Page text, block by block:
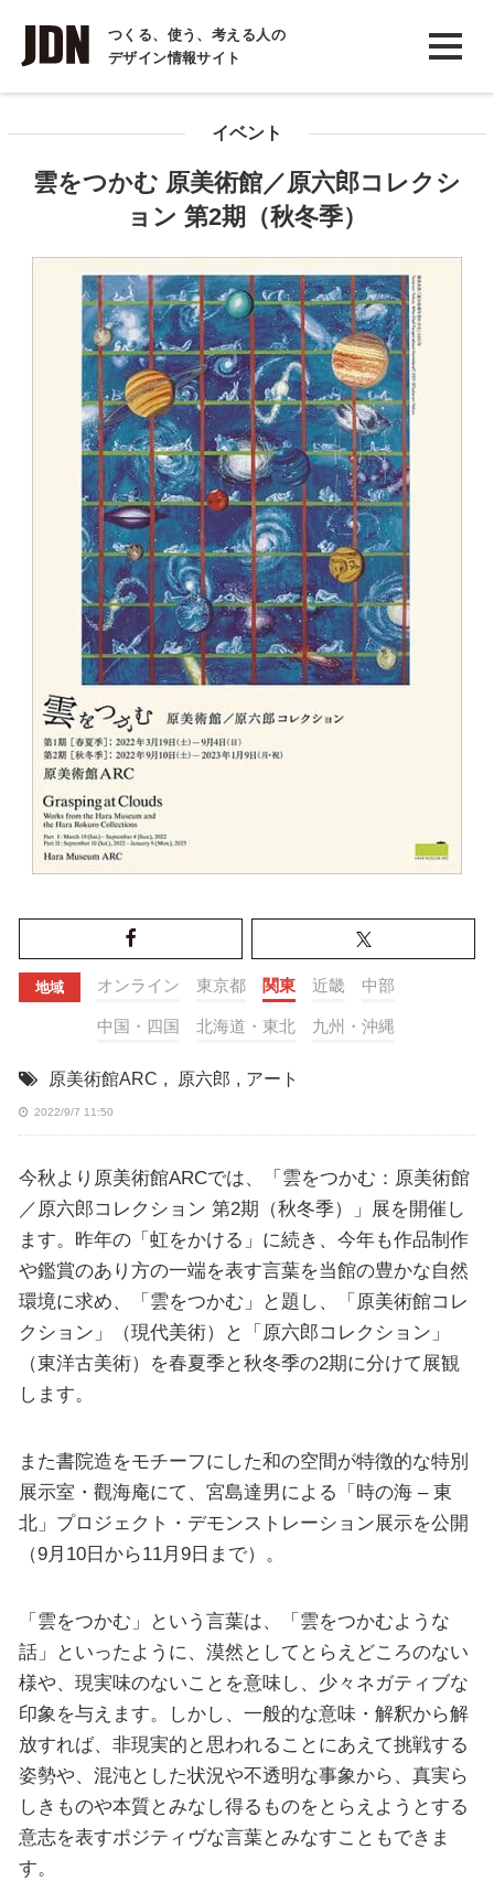
つくる、使う、考える人の
デザイン情報サイト
INTERVIEW
インタビュー
COLUMN
イベント
雲をつかむ 原美術館／原六郎コレクシ
ョン 第2期（秋冬季）
地域 オンライン 東京都 関東 近畿 中部
中国・四国 北海道・東北 九州・沖縄
原美術館ARC , 原六郎 , アート
2022/9/7 11:50
今秋より原美術館ARCでは、「雲をつかむ：原美術館
／原六郎コレクション 第2期（秋冬季）」展を開催し
ます。昨年の「虹をかける」に続き、今年も作品制作
や鑑賞のあり方の一端を表す言葉を当館の豊かな自然
環境に求め、「雲をつかむ」と題し、「原美術館コレ
クション」（現代美術）と「原六郎コレクション」
（東洋古美術）を春夏季と秋冬季の2期に分けて展観
します。
また書院造をモチーフにした和の空間が特徴的な特別
展示室・觀海庵にて、宮島達男による「時の海 – 東
北」プロジェクト・デモンストレーション展示を公開
（9月10日から11月9日まで）。
「雲をつかむ」という言葉は、「雲をつかむような
話」といったように、漠然としてとらえどころのない
様や、現実味のないことを意味し、少々ネガティブな
印象を与えます。しかし、一般的な意味・解釈から解
放すれば、非現実的と思われることにあえて挑戦する
姿勢や、混沌とした状況や不透明な事象から、真実ら
しきものや本質とみなし得るものをとらえようとする
意志を表すポジティヴな言葉とみなすこともできま
す。